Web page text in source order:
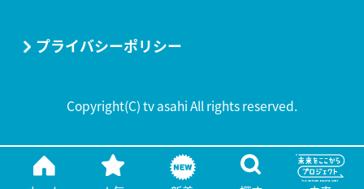
プライバシーポリシー
Copyright(C) tv asahi All rights reserved.